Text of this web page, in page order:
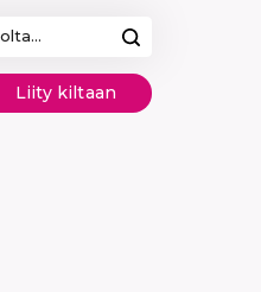
Haku:
Liity kiltaan